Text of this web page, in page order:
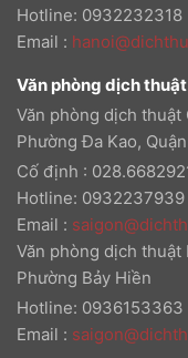
Hotline: 0932232318
Email :
Văn phòng dịch
Văn phòng dịch thuật
Phường Đa Kao, Quận
Cố định :
Hotline: 0932237939
Email :
Văn phòng dịch
Phường Bảy Hiền
Hotline: 0936153363
Email :